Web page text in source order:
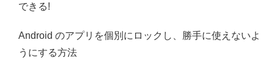
できる!
Android のアプリを個別にロックし、勝手に使えないよ
うにする方法